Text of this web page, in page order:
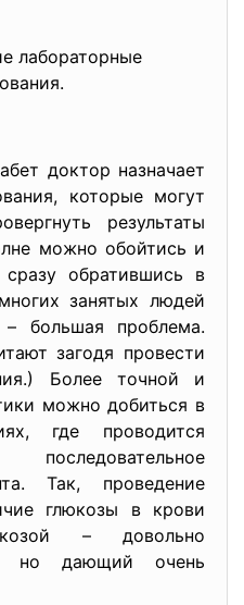
лабораторные
доктор назначает
которые могут
результаты
можно обойтись и
сразу обратившись в
занятых людей
большая проблема.
загодя провести
Более точной и
можно добиться в
где проводится
Так, проведение
глюкозы в крови
– довольно
но дающий очень